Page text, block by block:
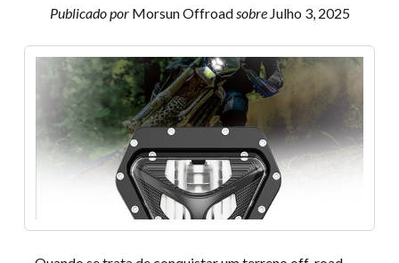
ou
caminhão
desatualizado
Publicado porMorsun Offroad sobreJulho 3, 2025